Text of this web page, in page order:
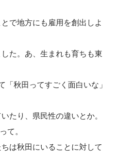
て。